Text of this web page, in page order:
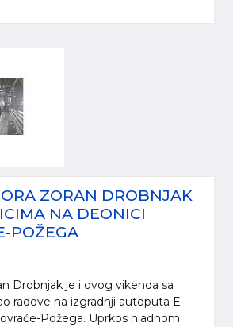
ZORAN DROBNJAK
NA DEONICI
POŽEGA
Drobnjak je i ovog vikenda sa
radove na izgradnji autoputa E-
Požega. Uprkos hladnom